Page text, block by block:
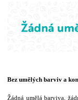
Bez umělých barviv a
Žádná umělá barviva,